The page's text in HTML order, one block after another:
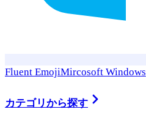
Fluent EmojiMircosoft Windows
カテゴリから探す